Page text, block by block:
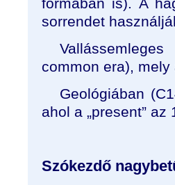
sorrendet
common era),
Geológiában
ahol a „present”
Szókezdő